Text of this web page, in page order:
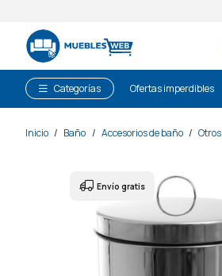
Categorías Ofertas imperdibles
Inicio / Baño / Accesorios de baño / Otros
Envío gratis